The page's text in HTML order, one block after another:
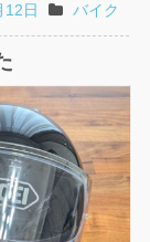
12日
カ
テ
リ
バイク